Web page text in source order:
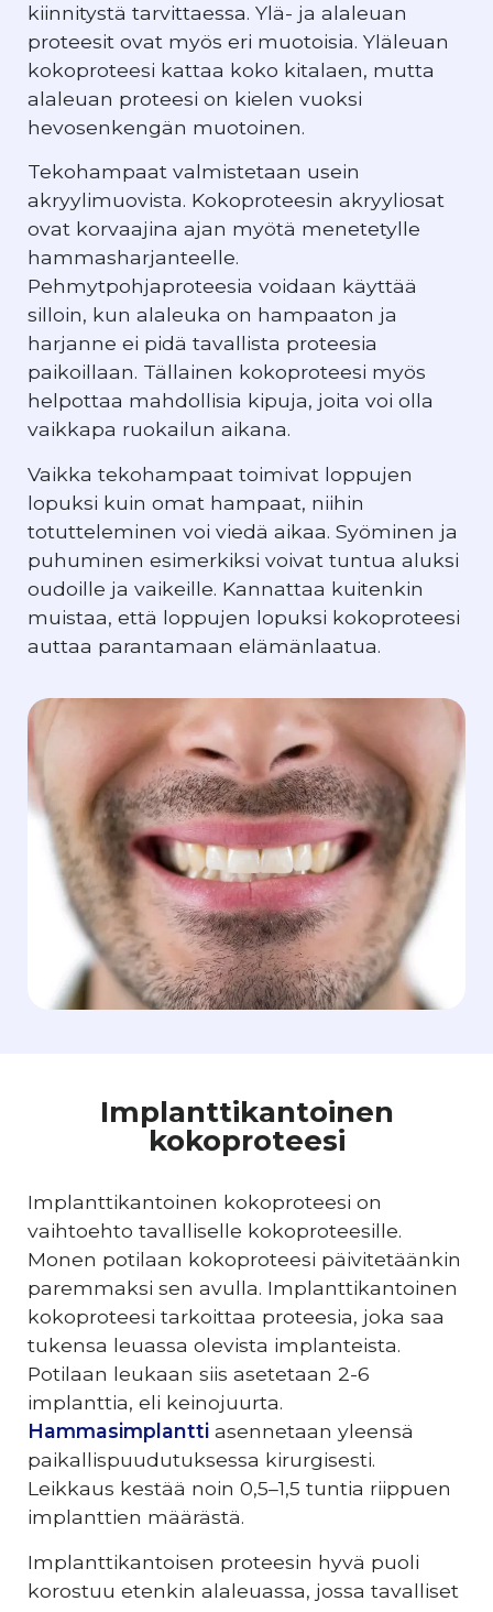
kiinnitystä tarvittaessa. Ylä- ja alaleuan
proteesit ovat myös eri muotoisia. Yläleuan
kokoproteesi kattaa koko kitalaen, mutta
alaleuan proteesi on kielen vuoksi
hevosenkengän muotoinen.
Tekohampaat valmistetaan usein
akryylimuovista. Kokoproteesin akryyliosat
ovat korvaajina ajan myötä menetetylle
hammasharjanteelle.
Pehmytpohjaproteesia voidaan käyttää
silloin, kun alaleuka on hampaaton ja
harjanne ei pidä tavallista proteesia
paikoillaan. Tällainen kokoproteesi myös
helpottaa mahdollisia kipuja, joita voi olla
vaikkapa ruokailun aikana.
Vaikka tekohampaat toimivat loppujen
lopuksi kuin omat hampaat, niihin
totutteleminen voi viedä aikaa. Syöminen ja
puhuminen esimerkiksi voivat tuntua aluksi
oudoille ja vaikeille. Kannattaa kuitenkin
muistaa, että loppujen lopuksi kokoproteesi
auttaa parantamaan elämänlaatua.
Implanttikantoinen
kokoproteesi
Implanttikantoinen kokoproteesi on
vaihtoehto tavalliselle kokoproteesille.
Monen potilaan kokoproteesi päivitetäänkin
paremmaksi sen avulla. Implanttikantoinen
kokoproteesi tarkoittaa proteesia, joka saa
tukensa leuassa olevista implanteista.
Potilaan leukaan siis asetetaan 2-6
implanttia, eli keinojuurta.
Hammasimplantti asennetaan yleensä
paikallispuudutuksessa kirurgisesti.
Leikkaus kestää noin 0,5–1,5 tuntia riippuen
implanttien määrästä.
Implanttikantoisen proteesin hyvä puoli
korostuu etenkin alaleuassa, jossa tavalliset